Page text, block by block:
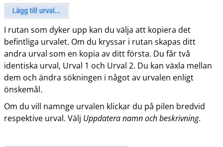
I rutan som dyker upp kan du välja att kopiera det
befintliga urvalet. Om du kryssar i rutan skapas ditt
andra urval som en kopia av ditt första. Du får två
identiska urval, Urval 1 och Urval 2. Du kan växla mellan
dem och ändra sökningen i något av urvalen enligt
önskemål.
Om du vill namnge urvalen klickar du på pilen bredvid
respektive urval. Välj Uppdatera namn och beskrivning.